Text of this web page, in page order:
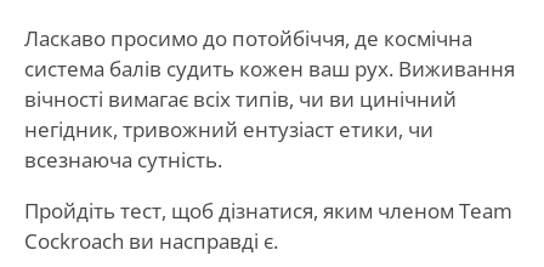
Ласкаво просимо до потойбіччя, де космічна
система балів судить кожен ваш рух. Виживання
вічності вимагає всіх типів, чи ви цинічний
негідник, тривожний ентузіаст етики, чи
всезнаюча сутність.
Пройдіть тест, щоб дізнатися, яким членом Team
Cockroach ви насправді є.